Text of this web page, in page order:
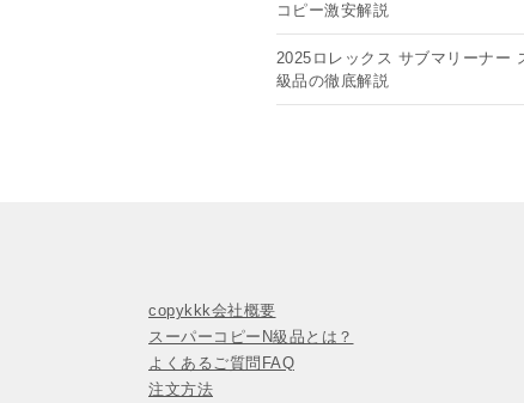
コピー​激安解説
2025ロレックス サブマリーナー
級品の徹底解説
copykkk会社概要
スーパーコピーN級品とは？
よくあるご質問FAQ
注文方法